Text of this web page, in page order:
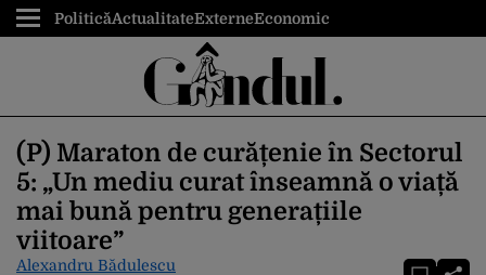
PoliticăActualitateExterneEconomic
(P) Maraton de curățenie în Sectorul
5: „Un mediu curat înseamnă o viață
mai bună pentru generațiile
viitoare”
Alexandru Bădulescu